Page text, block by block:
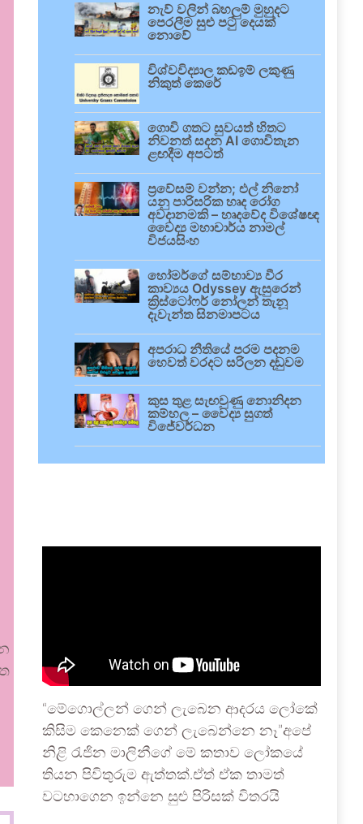
නැව් වලින් බහලුම් මුහුදට
පෙරලීම සුළු පටු දෙයක්
නොවේ
විශ්වවිද්‍යාල කඩඉම් ලකුණු
නිකුත් කෙරේ
ගොවි ගතට සුවයත් හිතට
නිවනත් සදන AI ගොවිතැන
ළඟදීම අපටත්
ප්‍රවේසම් වන්න; එල් නිනෝ
යනු පාරිසරික හෘද රෝග
අවදානමකි – හෘදවේද විශේෂඥ
වෛද්‍ය මහාචාර්ය නාමල්
විජයසිංහ
හෝමර්ගේ සම්භාව්‍ය වීර
කාව්‍යය Odyssey ඇසුරෙන්
ක්‍රිස්ටෝෆර් නෝලන් තැනූ
දැවැන්ත සිනමාපටය
අපරාධ නීතියේ පරම පදනම
හෙවත් වරදට සරිලන දඬුවම
කුස තුළ සැඟවුණු නොනිදන
කම්හල – වෛද්‍ය සුගත්
විජේවර්ධන
“මේගොල්ලන් ගෙන් ලැබෙන ආදරය ලෝකේ
කිසිම කෙනෙක් ගෙන් ලැබෙන්නෙ නෑ”අපේ
නිළි රැජින මාලිනීගේ මේ කතාව ලෝකයේ
තියන පිවිතුරුම ඇත්තක්.ඒත් ඒක තාමත්
වටහාගෙන ඉන්නෙ සුළු පිරිසක් විතරයි